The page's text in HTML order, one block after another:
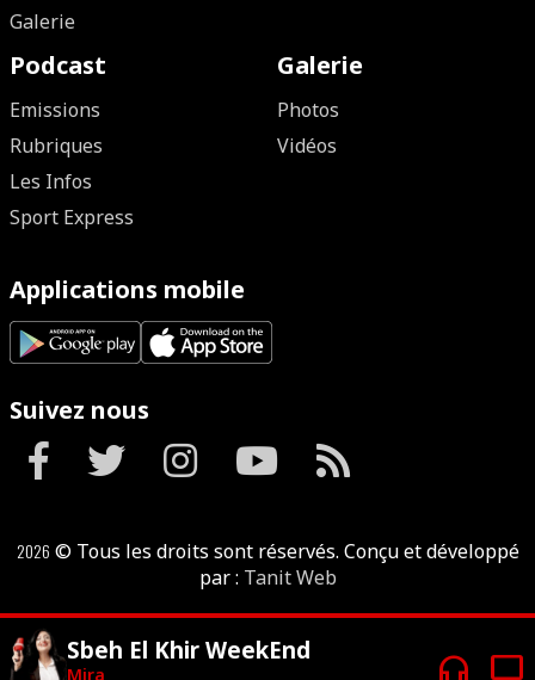
Galerie
Podcast
Emissions
Rubriques
Les Infos
Sport Express
Galerie
Photos
Vidéos
Applications mobile
Suivez nous
2026 © Tous les droits sont réservés. Conçu et développé
par : Tanit Web
Sbeh El Khir WeekEnd
Mira headphones tv